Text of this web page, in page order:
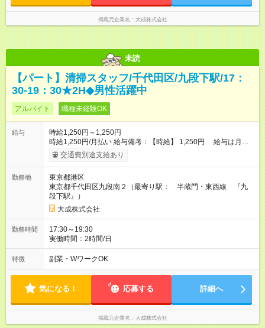
掲載元企業名 大成株式会社
未読
【パート】清掃スタッフ/千代田区/九段下駅/17：
30-19：30★2H◆男性活躍中
アルバイト 職種未経験OK
給与
時給1,250円～1,250円
時給1,250円/月払い 給与備考：【時給】 1,250円 給与は月末
締め、翌月20日の支払。 通勤手当は1ヶ月ごとに勤務日数に応
じて実費精算。 一番安いルートでの計算となります。 ※Ｗワー
の区間が支給対象となります。 【試用期間】試用期間あり 試用
期間の長さ：3ヶ月 雇用形態、給与は本採用時と同じです。
交通費別途支給あり
勤務地
東京都港区
東京都千代田区九段南２（最寄り駅： 半蔵門・東西線 『九
段下駅』）
大成株式会社
勤務時間
17:30～19:30
実働時間：2時間/日
特徴 副業・WワークOK
気になる！ 応募する 詳細へ
掲載元企業名 大成株式会社